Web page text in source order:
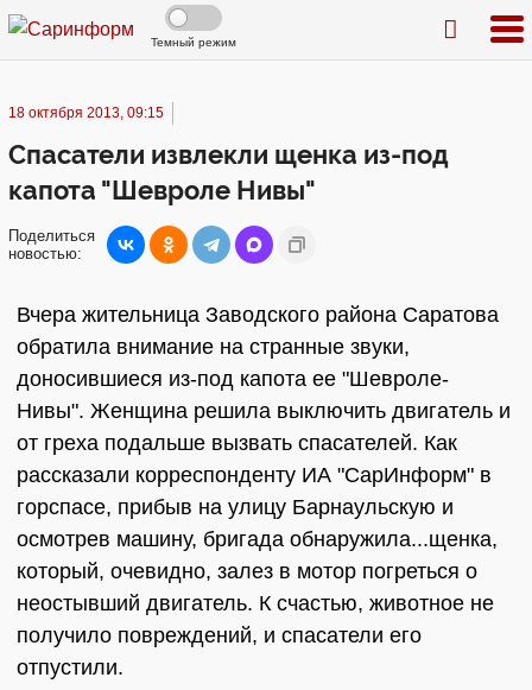
Темный режим
18 октября 2013, 09:15
Спасатели извлекли щенка из-под
капота "Шевроле Нивы"
Поделиться
новостью:
Вчера жительница Заводского района Саратова
обратила внимание на странные звуки,
доносившиеся из-под капота ее "Шевроле-
Нивы". Женщина решила выключить двигатель и
от греха подальше вызвать спасателей. Как
рассказали корреспонденту ИА "СарИнформ" в
горспасе, прибыв на улицу Барнаульскую и
осмотрев машину, бригада обнаружила...щенка,
который, очевидно, залез в мотор погреться о
неостывший двигатель. К счастью, животное не
получило повреждений, и спасатели его
отпустили.